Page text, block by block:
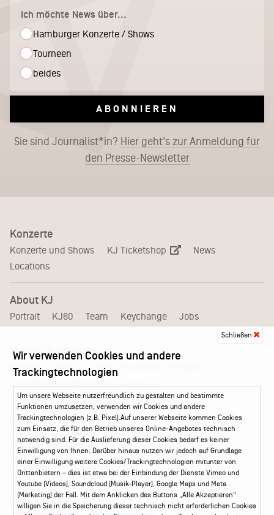
Ich möchte News über...
Hamburger Konzerte / Shows
Tourneen
beides
ABONNIEREN
Sie sind Journalist*in? Hier geht's zur Anmeldung für
den Presse-Newsletter
Konzerte
Konzerte und Shows KJ Ticketshop
News
Locations
About KJ
Portrait KJ60 Team Keychange Jobs
Medien & Branche
Booking Presse
Pressematerial – Festivals
Akkreditierungsformular – Festivals
Service
Kontakt Leichte Sprache
FAQ / Hilfe
Ticketshop Hamburg
Gutscheine
Callback-Service
Ticketservice 040 - 413 22 60
Social Media
Schließen
Wir verwenden Cookies und andere
Trackingtechnologien
Um unsere Webseite nutzerfreundlich zu gestalten und bestimmte
Funktionen umzusetzen, verwenden wir Cookies und andere
Trackingtechnologien (z.B. Pixel).Auf unserer Webseite kommen Cookies
zum Einsatz, die für den Betrieb unseres Online-Angebotes technisch
notwendig sind. Für die Auslieferung dieser Cookies bedarf es keiner
Einwilligung von Ihnen. Darüber hinaus nutzen wir jedoch auf Grundlage
einer Einwilligung weitere Cookies/Trackingtechnologien mitunter von
Drittanbietern – dies ist etwa bei der Einbindung der Dienste Vimeo und
Youtube (Videos), Soundcloud (Musik-Player), Google Maps und Meta
(Marketing) der Fall. Mit dem Anklicken des Buttons „Alle Akzeptieren“
willigen Sie in die Speicherung dieser technisch nicht erforderlichen Cookies